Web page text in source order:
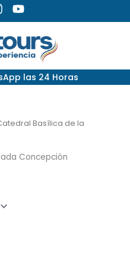
Y
o
u
t
u
b
elas 24 Horas
Basílica de la
Concepción